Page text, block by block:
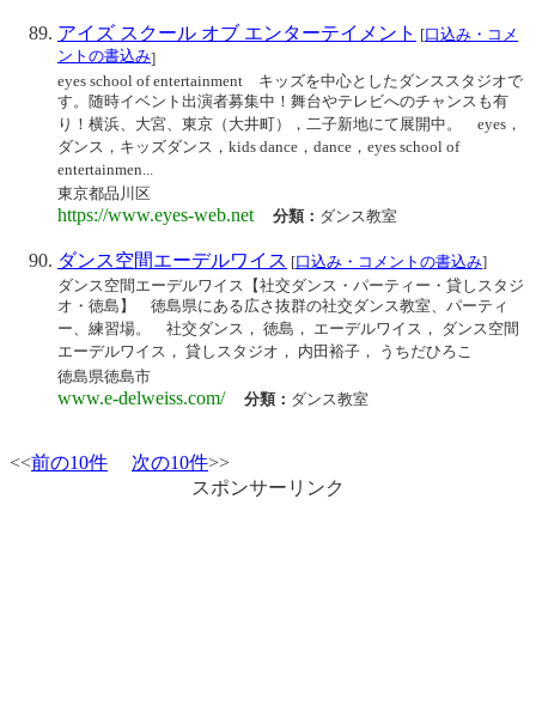
アイズ スクール オブ エンターテイメント [口込み・コメ
ントの書込み]
eyes school of entertainment キッズを中心としたダンススタジオで
す。随時イベント出演者募集中！舞台やテレビへのチャンスも有
り！横浜、大宮、東京（大井町），二子新地にて展開中。 eyes，
ダンス，キッズダンス，kids dance，dance，eyes school of
entertainmen...
東京都品川区
https://www.eyes-web.net 分類： ダンス教室
ダンス空間エーデルワイス [口込み・コメントの書込み]
ダンス空間エーデルワイス【社交ダンス・パーティー・貸しスタジ
オ・徳島】 徳島県にある広さ抜群の社交ダンス教室、パーティ
ー、練習場。 社交ダンス， 徳島， エーデルワイス， ダンス空間
エーデルワイス， 貸しスタジオ， 内田裕子， うちだひろこ
徳島県徳島市
www.e-delweiss.com/ 分類： ダンス教室
<<前の10件 次の10件>>
スポンサーリンク